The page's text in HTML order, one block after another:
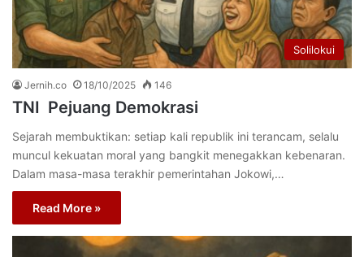
Solilokui
Jernih.co 18/10/2025 146
TNI Pejuang Demokrasi
Sejarah membuktikan: setiap kali republik ini terancam, selalu
muncul kekuatan moral yang bangkit menegakkan kebenaran.
Dalam masa-masa terakhir pemerintahan Jokowi,…
Read More »